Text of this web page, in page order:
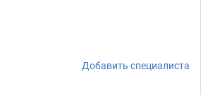
Добавить специалиста